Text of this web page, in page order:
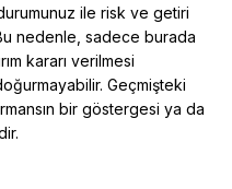
ile risk ve getiri
nedenle, sadece burada
kararı verilmesi
Geçmişteki
bir göstergesi ya da